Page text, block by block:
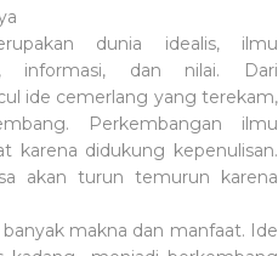
dunia idealis, ilmu
informasi, dan nilai. Dari
ide cemerlang yang terekam,
Perkembangan ilmu
karena didukung kepenulisan.
akan turun temurun karena
makna dan manfaat. Ide